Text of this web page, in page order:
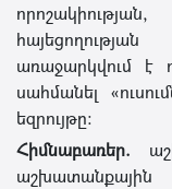
առաջարկվում է
սահմանել
եզրույթը։
Հիմնաբառեր.